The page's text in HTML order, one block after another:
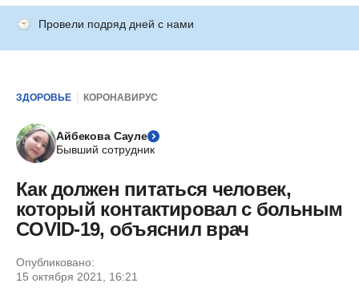
Провели подряд дней с нами
ЗДОРОВЬЕ КОРОНАВИРУС
Айбекова Сауле
Бывший сотрудник
Как должен питаться человек,
который контактировал с больным
COVID-19, объяснил врач
Опубликовано:
15 октября 2021, 16:21